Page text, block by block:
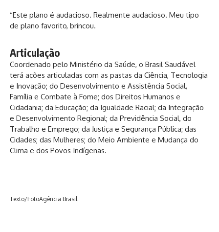
“Este plano é audacioso. Realmente audacioso. Meu tipo
de plano favorito, brincou.
Articulação
Coordenado pelo Ministério da Saúde, o Brasil Saudável
terá ações articuladas com as pastas da Ciência, Tecnologia
e Inovação; do Desenvolvimento e Assistência Social,
Família e Combate à Fome; dos Direitos Humanos e
Cidadania; da Educação; da Igualdade Racial; da Integração
e Desenvolvimento Regional; da Previdência Social, do
Trabalho e Emprego; da Justiça e Segurança Pública; das
Cidades; das Mulheres; do Meio Ambiente e Mudança do
Clima e dos Povos Indígenas.
Texto/FotoAgência Brasil